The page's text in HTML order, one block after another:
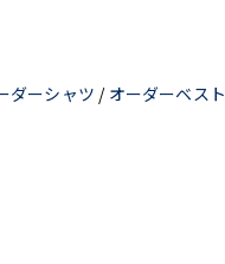
ダーシャツ / オーダーベスト